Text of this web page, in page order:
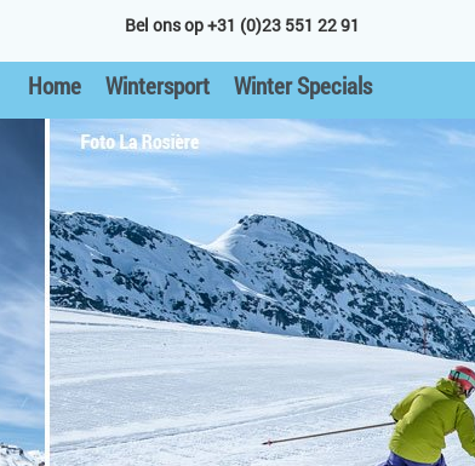
Bel ons op +31 (0)23 551 22 91
Home Wintersport Winter Specials